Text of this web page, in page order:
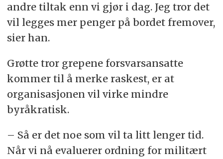
andre tiltak enn vi gjør i dag. Jeg tror det
vil legges mer penger på bordet fremover,
sier han.
Grøtte tror grepene forsvarsansatte
kommer til å merke raskest, er at
organisasjonen vil virke mindre
byråkratisk.
– Så er det noe som vil ta litt lenger tid.
Når vi nå evaluerer ordning for militært